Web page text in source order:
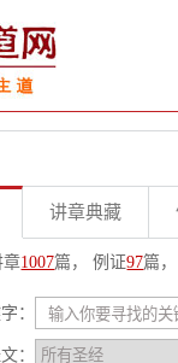
讲章典藏
章1007篇， 例证97篇
：
：